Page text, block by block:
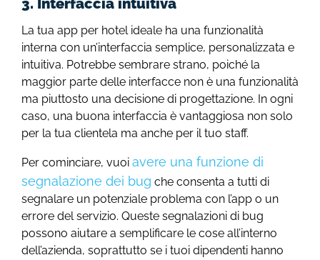
La tua app per hotel ideale ha una funzionalità
interna con un’interfaccia semplice, personalizzata e
intuitiva. Potrebbe sembrare strano, poiché la
maggior parte delle interfacce non è una funzionalità
ma piuttosto una decisione di progettazione. In ogni
caso, una buona interfaccia è vantaggiosa non solo
per la tua clientela ma anche per il tuo staff.
Per cominciare, vuoi avere una funzione di
segnalazione dei bug che consenta a tutti di
segnalare un potenziale problema con l’app o un
errore del servizio. Queste segnalazioni di bug
possono aiutare a semplificare le cose all’interno
dell’azienda, soprattutto se i tuoi dipendenti hanno